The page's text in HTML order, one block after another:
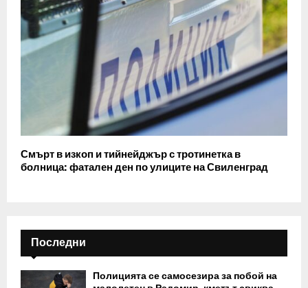
Смърт в изкоп и тийнейджър с тротинетка в
болница: фатален ден по улиците на Свиленград
Последни
Полицията се самосезира за побой на